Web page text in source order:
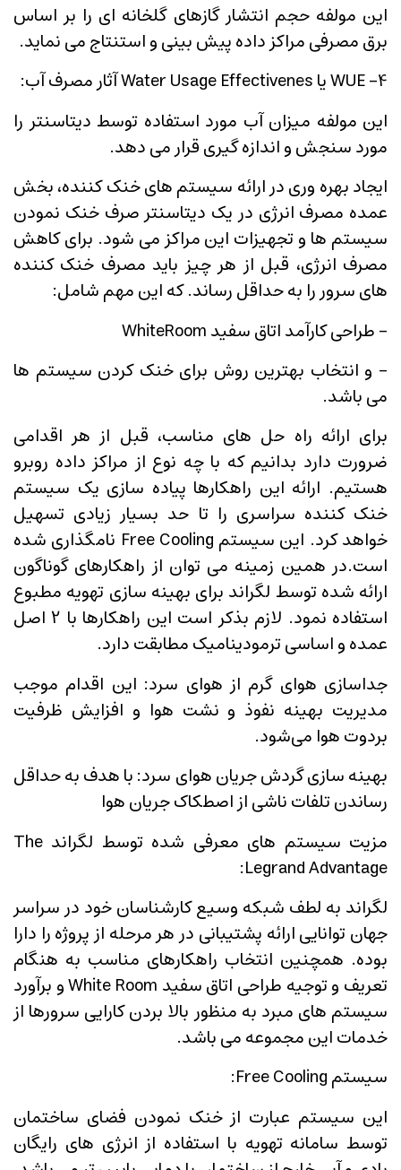
این مولفه حجم انتشار گازهای گلخانه ای را بر اساس
برق مصرفی مراکز داده پیش بینی و استنتاج می نماید.
4- WUE یا Water Usage Effectivenes آثار مصرف آب:
این مولفه میزان آب مورد استفاده توسط دیتاسنتر را
مورد سنجش و اندازه گیری قرار می دهد.
ایجاد بهره وری در ارائه سیستم های خنک کننده، بخش
عمده مصرف انرژی در یک دیتاسنتر صرف خنک نمودن
سیستم ها و تجهیزات این مراکز می شود. برای کاهش
مصرف انرژی، قبل از هر چیز باید مصرف خنک کننده
های سرور را به حداقل رساند. که این مهم شامل:
- طراحی کارآمد اتاق سفید WhiteRoom
- و انتخاب بهترین روش برای خنک کردن سیستم ها
می باشد.
برای ارائه راه حل های مناسب، قبل از هر اقدامی
ضرورت دارد بدانیم که با چه نوع از مراکز داده روبرو
هستیم. ارائه این راهکارها پیاده سازی یک سیستم
خنک کننده سراسری را تا حد بسیار زیادی تسهیل
خواهد کرد. این سیستم Free Cooling نامگذاری شده
است.در همین زمینه می توان از راهکارهای گوناگون
ارائه شده توسط لگراند برای بهینه سازی تهویه مطبوع
استفاده نمود. لازم بذکر است این راهکارها با 2 اصل
عمده و اساسی ترمودینامیک مطابقت دارد.
جداسازی هوای گرم از هوای سرد: این اقدام موجب
مدیریت بهینه نفوذ و نشت هوا و افزایش ظرفیت
بردوت هوا می‌شود.
بهینه سازی گردش جریان هوای سرد: با هدف به حداقل
رساندن تلفات ناشی از اصطکاک جریان هوا
مزیت سیستم های معرفی شده توسط لگراند The
Legrand Advantage:
لگراند به لطف شبکه وسیع کارشناسان خود در سراسر
جهان توانایی ارائه پشتیبانی در هر مرحله از پروژه را دارا
بوده. همچنین انتخاب راهکارهای مناسب به هنگام
تعریف و توجیه طراحی اتاق سفید White Room و برآورد
سیستم های مبرد به منظور بالا بردن کارایی سرورها از
خدمات این مجموعه می باشد.
سیستم Free Cooling:
این سیستم عبارت از خنک نمودن فضای ساختمان
توسط سامانه تهویه با استفاده از انرژی های رایگان